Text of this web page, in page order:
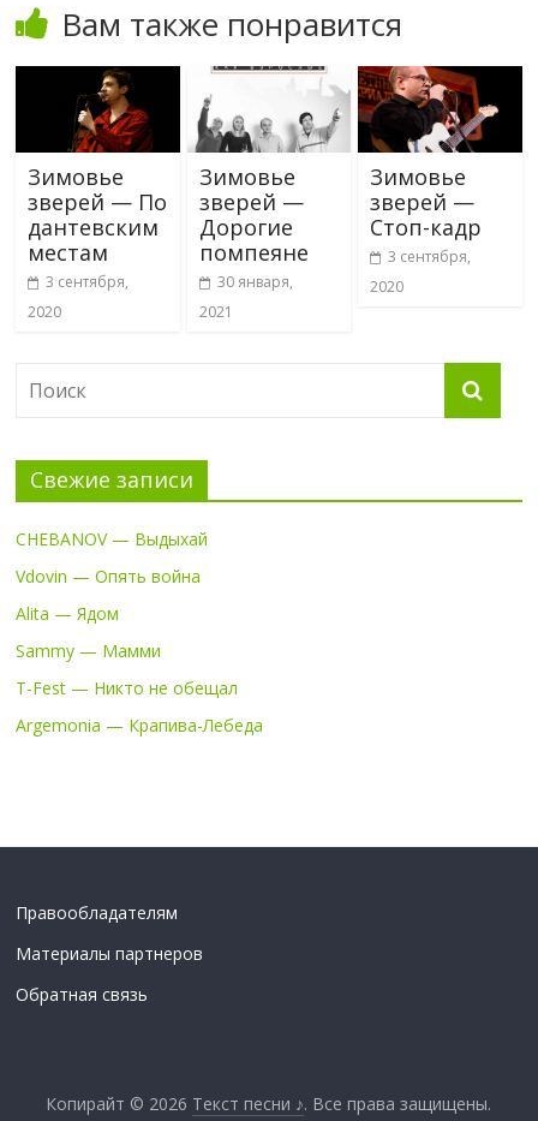
Вам также понравится
Зимовье
зверей — По
дантевским
местам
3 сентября,
2020
Зимовье
зверей —
Дорогие
помпеяне
30 января,
2021
Зимовье
зверей —
Стоп-кадр
3 сентября,
2020
Свежие записи
CHEBANOV — Выдыхай
Vdovin — Опять война
Alita — Ядом
Sammy — Мамми
T-Fest — Никто не обещал
Argemonia — Крапива-Лебеда
Правообладателям
Материалы партнеров
Обратная связь
Копирайт © 2026 Текст песни ♪. Все права защищены.